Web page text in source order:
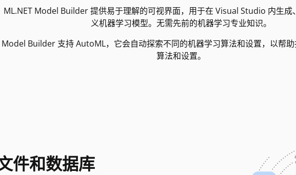
ML.NET Model Builder 提供易于理解的可视界面，用于在 Visual Studio 内生成
义机器学习模型。无需先前的机器学习专业知识。
Model Builder 支持 AutoML，它会自动探索不同的机器学习算法和设置，以帮
算法和设置。
件和数据库